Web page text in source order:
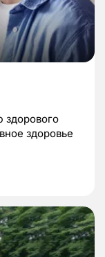
здоровье